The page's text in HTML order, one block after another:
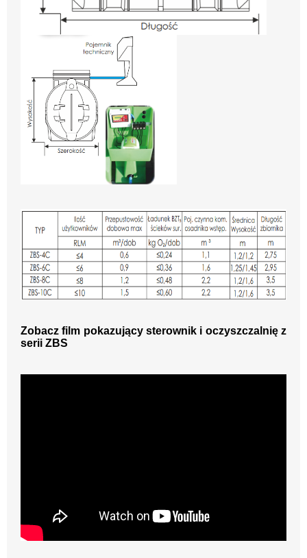
Zobacz film pokazujący sterownik i oczyszczalnię z
serii ZBS